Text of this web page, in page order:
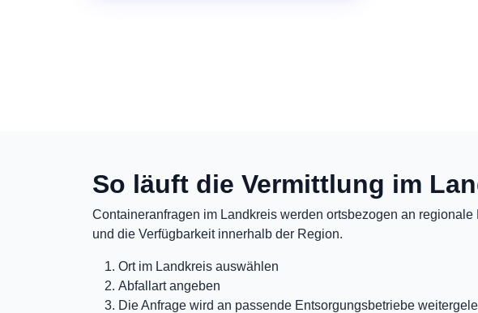
So läuft die Vermittlung im
Containeranfragen im Landkreis werden ortsbezogen an
und die Verfügbarkeit innerhalb der Region.
Ort im Landkreis auswählen
Abfallart angeben
Die Anfrage wird an passende Entsorgungsbetriebe